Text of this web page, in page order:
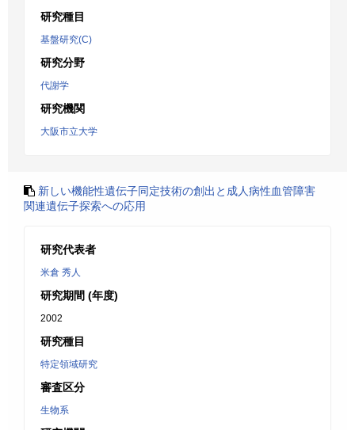
研究種目
基盤研究(C)
研究分野
代謝学
研究機関
大阪市立大学
新しい機能性遺伝子同定技術の創出と成人病性血管障害
関連遺伝子探索への応用
研究代表者
米倉 秀人
研究期間 (年度)
2002
研究種目
特定領域研究
審査区分
生物系